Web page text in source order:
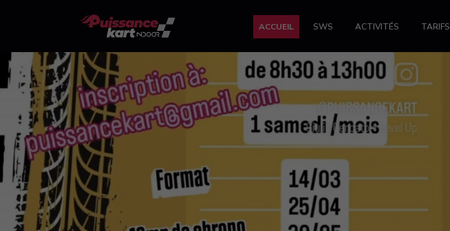
ACCUEIL SWS ACTIVITÉS TARIFS